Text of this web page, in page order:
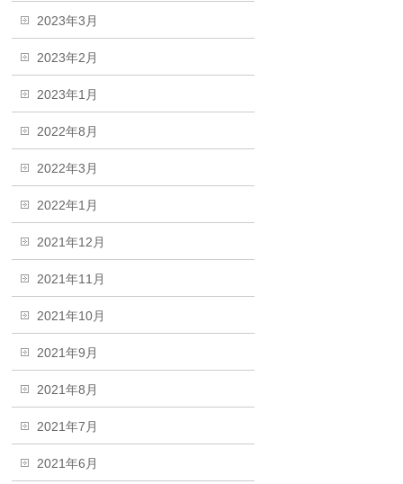
2023年3月
2023年2月
2023年1月
2022年8月
2022年3月
2022年1月
2021年12月
2021年11月
2021年10月
2021年9月
2021年8月
2021年7月
2021年6月